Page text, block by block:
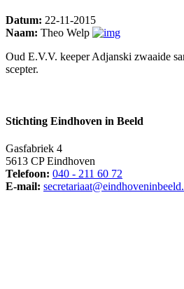
Datum: 22-11-2015
Naam: Theo Welp
Oud E.V.V. keeper Adjanski zwaaide
scepter.
Stichting Eindhoven in Beeld
Gasfabriek 4
5613 CP Eindhoven
Telefoon: 040 - 211 60 72
E-mail: